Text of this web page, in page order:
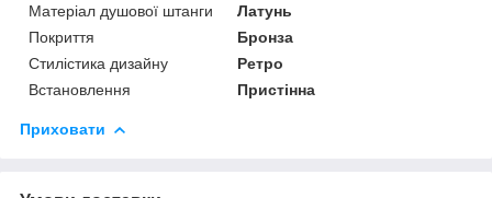
Матеріал душової штанги
Латунь
Покриття
Бронза
Стилістика дизайну
Ретро
Встановлення
Пристінна
Приховати